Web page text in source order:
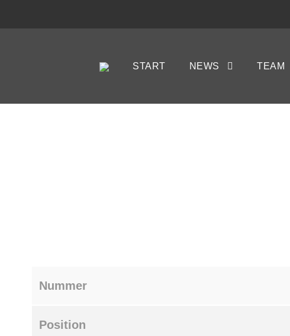
START NEWS TEAM
Nummer
Position